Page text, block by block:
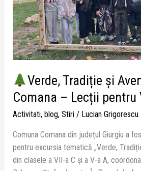
Verde, Tradiție și
Comana – Lecții pentru
Activitati, blog, Stiri/ Lucian Grigorescu
Comuna Comana din județul Giurgiu a
pentru excursia tematică „Verde,
din clasele a VII-a C și a V-a A,
–
Lecții
pentru
Viitor